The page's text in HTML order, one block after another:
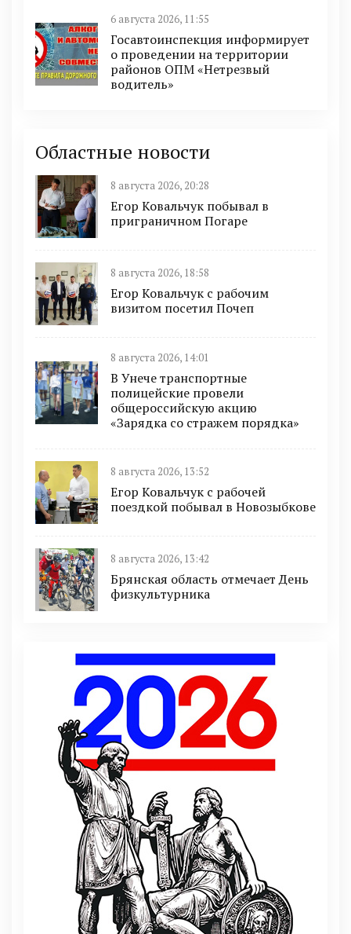
6 августа 2026, 11:55
Госавтоинспекция информирует
о проведении на территории
районов ОПМ «Нетрезвый
водитель»
Областные новости
8 августа 2026, 20:28
Егор Ковальчук побывал в
приграничном Погаре
8 августа 2026, 18:58
Егор Ковальчук с рабочим
визитом посетил Почеп
8 августа 2026, 14:01
В Унече транспортные
полицейские провели
общероссийскую акцию
«Зарядка со стражем порядка»
8 августа 2026, 13:52
Егор Ковальчук с рабочей
поездкой побывал в Новозыбкове
8 августа 2026, 13:42
Брянская область отмечает День
физкультурника